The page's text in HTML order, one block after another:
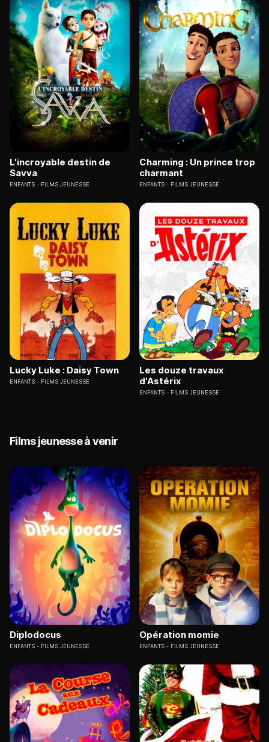
L'incroyable destin de
Savva
ENFANTS FILMS JEUNESSE
Charming : Un prince trop
charmant
ENFANTS FILMS JEUNESSE
Lucky Luke : Daisy Town
ENFANTS FILMS JEUNESSE
Les douze travaux
d'Astérix
ENFANTS FILMS JEUNESSE
Films jeunesse à venir
Diplodocus
ENFANTS FILMS JEUNESSE
Opération momie
ENFANTS FILMS JEUNESSE